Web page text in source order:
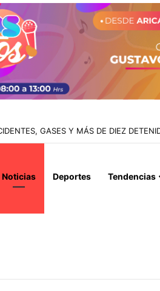
GASES Y MÁS DE DIEZ
Noticias Deportes Tendencias